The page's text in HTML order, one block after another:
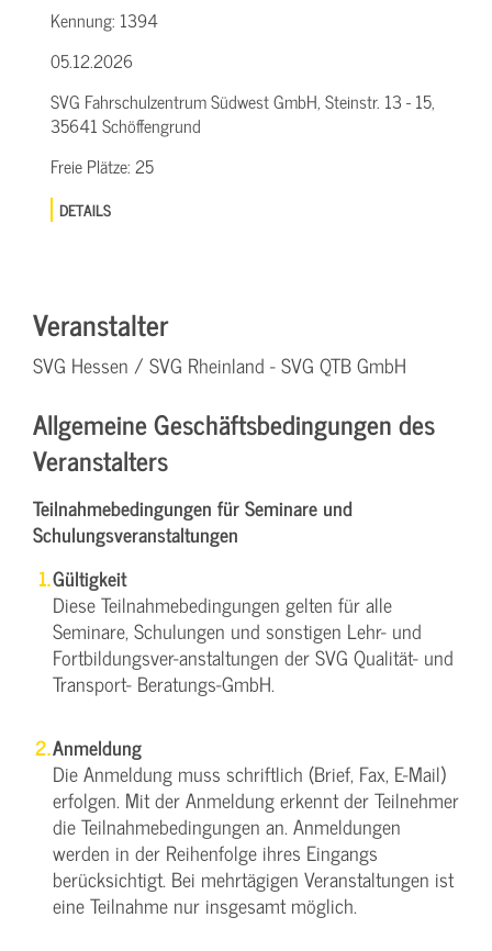
Kennung: 1394
05.12.2026
SVG Fahrschulzentrum Südwest GmbH, Steinstr. 13 - 15,
35641 Schöffengrund
Freie Plätze:25
DETAILS
Veranstalter
SVG Hessen / SVG Rheinland - SVG QTB GmbH
Allgemeine Geschäftsbedingungen des
Veranstalters
Teilnahmebedingungen für Seminare und
Schulungsveranstaltungen
Gültigkeit
Diese Teilnahmebedingungen gelten für alle
Seminare, Schulungen und sonstigen Lehr- und
Fortbildungsver-anstaltungen der SVG Qualität- und
Transport- Beratungs-GmbH.
Anmeldung
Die Anmeldung muss schriftlich (Brief, Fax, E-Mail)
erfolgen. Mit der Anmeldung erkennt der Teilnehmer
die Teilnahmebedingungen an. Anmeldungen
werden in der Reihenfolge ihres Eingangs
berücksichtigt. Bei mehrtägigen Veranstaltungen ist
eine Teilnahme nur insgesamt möglich.